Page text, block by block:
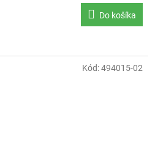
Do košíka
Kód:494015-02